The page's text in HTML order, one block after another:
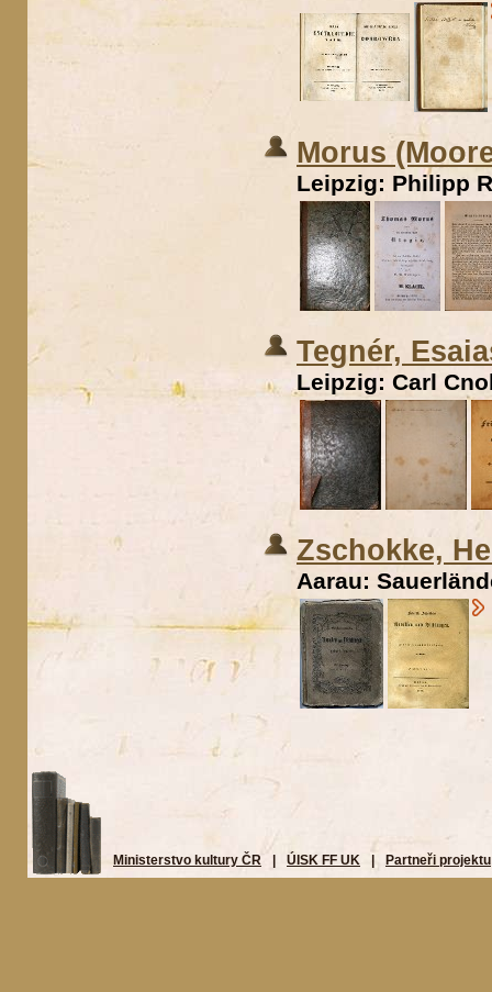
Morus
Leipzig: Philipp
Tegnér,
Leipzig: Carl
Zschokke,
Aarau:
Ministerstvo kultury ČR ÚISK FF UK Partneři projektu